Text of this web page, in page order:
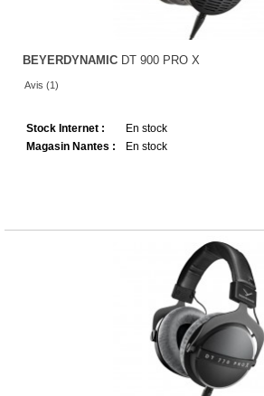
BEYERDYNAMIC DT 900 PRO X
Avis (1)
Stock Internet :
En stock
Magasin Nantes :
En stock